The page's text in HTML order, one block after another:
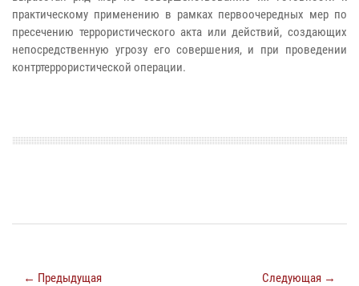
практическому применению в рамках первоочередных мер по
пресечению террористического акта или действий, создающих
непосредственную угрозу его совершения, и при проведении
контртеррористической операции.
← Предыдущая Следующая →